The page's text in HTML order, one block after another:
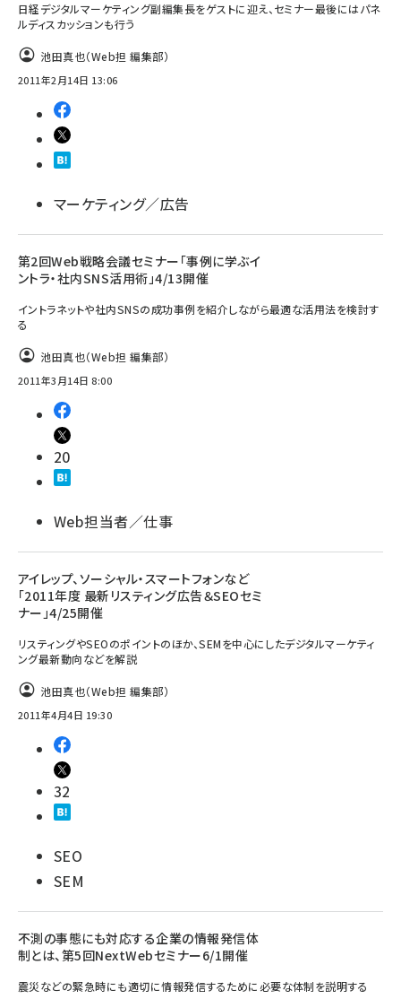
日経デジタルマーケティング副編集長をゲストに迎え、セミナー最後にはパネ
ルディスカッションも行う
池田真也（Web担 編集部）
2011年2月14日 13:06
マーケティング／広告
第2回Web戦略会議セミナー「事例に学ぶイ
ントラ・社内SNS活用術」4/13開催
イントラネットや社内SNSの成功事例を紹介しながら最適な活用法を検討す
る
池田真也（Web担 編集部）
2011年3月14日 8:00
20
Web担当者／仕事
アイレップ、ソーシャル・スマートフォンなど
「2011年度 最新リスティング広告＆SEOセミ
ナー」4/25開催
リスティングやSEOのポイントのほか、SEMを中心にしたデジタルマーケティ
ング最新動向などを解説
池田真也（Web担 編集部）
2011年4月4日 19:30
32
SEO
SEM
不測の事態にも対応する企業の情報発信体
制とは、第5回NextWebセミナー6/1開催
震災などの緊急時にも適切に情報発信するために必要な体制を説明する